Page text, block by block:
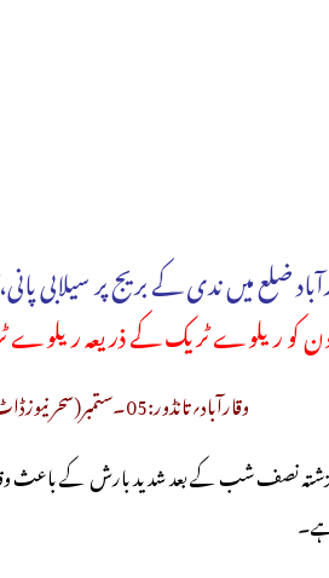
ضلع میں ندی کے بریج پر سیلابی
کو ریلوے ٹریک کے ذریعہ ریلوے
وقارآباد؍تانڈور:05۔ستمبر(سحر نیوزڈاٹ کام)
نصف شب کے بعد شدید بارش کے باعث